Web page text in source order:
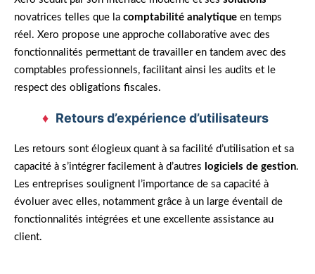
novatrices telles que la comptabilité analytique en temps
réel. Xero propose une approche collaborative avec des
fonctionnalités permettant de travailler en tandem avec des
comptables professionnels, facilitant ainsi les audits et le
respect des obligations fiscales.
Retours d’expérience d’utilisateurs
Les retours sont élogieux quant à sa facilité d’utilisation et sa
capacité à s’intégrer facilement à d’autres logiciels de gestion.
Les entreprises soulignent l’importance de sa capacité à
évoluer avec elles, notamment grâce à un large éventail de
fonctionnalités intégrées et une excellente assistance au
client.